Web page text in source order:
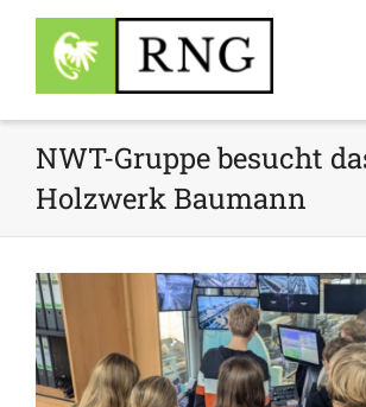
NWT-Gruppe besucht
Holzwerk Baumann